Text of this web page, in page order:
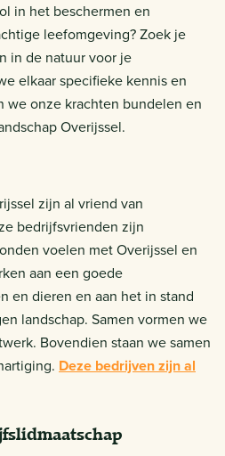
in het beschermen en
leefomgeving? Zoek je
in de natuur voor je
elkaar specifieke kennis en
we onze krachten bundelen en
Overijssel.
zijn al vriend van
bedrijfsvrienden zijn
voelen met Overijssel en
aan een goede
en dieren en aan het in stand
landschap. Samen vormen we
Bovendien staan we samen
Deze bedrijven zijn al